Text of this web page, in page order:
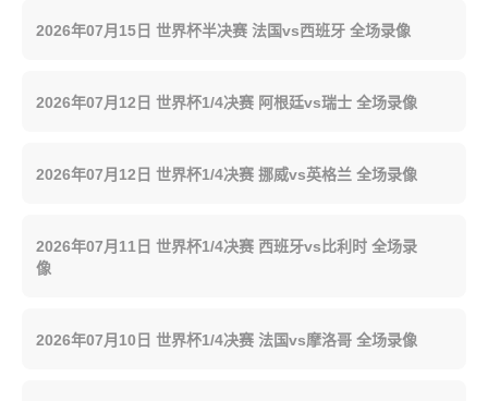
2026年07月15日 世界杯半决赛 法国vs西班牙 全场录像
2026年07月12日 世界杯1/4决赛 阿根廷vs瑞士 全场录像
2026年07月12日 世界杯1/4决赛 挪威vs英格兰 全场录像
2026年07月11日 世界杯1/4决赛 西班牙vs比利时 全场录
像
2026年07月10日 世界杯1/4决赛 法国vs摩洛哥 全场录像